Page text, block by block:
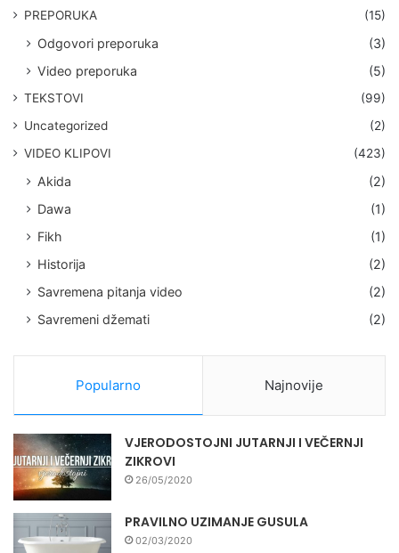
PREPORUKA (15)
Odgovori preporuka
(3)
Video preporuka
(5)
TEKSTOVI
(99)
Uncategorized
(2)
VIDEO KLIPOVI
(423)
Akida
(2)
Dawa
(1)
Fikh
(1)
Historija
(2)
Savremena pitanja video
(2)
Savremeni džemati
(2)
Popularno Najnovije
VJERODOSTOJNI JUTARNJI I VEČERNJI
ZIKROVI
26/05/2020
PRAVILNO UZIMANJE GUSULA
02/03/2020